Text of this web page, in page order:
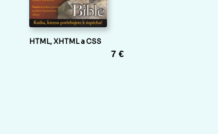
HTML, XHTML a CSS
7 €